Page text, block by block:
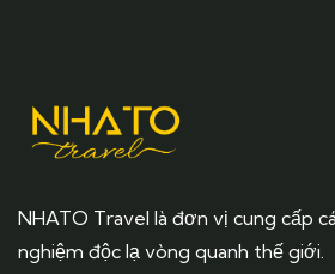
NHATO Travel là đơn vị cung cấp
nghiệm độc lạ vòng quanh thế giới.